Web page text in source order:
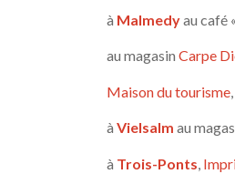
à Malmedyau café
au magasinCarpe
Maison du tourisme
àVielsalm au
à Trois-Ponts,